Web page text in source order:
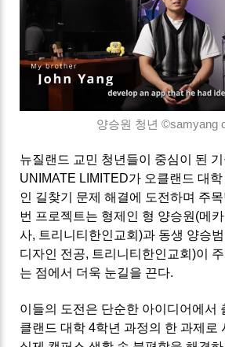
양승원 청년 ©samyang
뉴질랜드 교민 청년들이 중심이 된
UNIMATE LIMITED가 오클랜드 대
인 길찾기 문제 해결에 도전하며 주목
번 프로젝트는 형제인 형 양승원(메
사, 트리니티한인교회)과 동생 양승
디자인 전공, 트리니티한인교회)이
는 점에서 더욱 눈길을 끈다.
이들의 도전은 단순한 아이디어에서
클랜드 대학 4학년 과정의 한 과제로